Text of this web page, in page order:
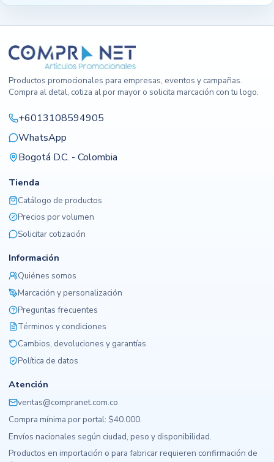
Productos promocionales para empresas, eventos y campañas.
Compra al detal, cotiza al por mayor o solicita marcación con tu logo.
+6013108594905
WhatsApp
Bogotá D.C. - Colombia
Tienda
Catálogo de productos
Precios por volumen
Solicitar cotización
Información
Quiénes somos
Marcación y personalización
Preguntas frecuentes
Términos y condiciones
Cambios, devoluciones y garantías
Política de datos
Atención
ventas@compranet.com.co
Compra mínima por portal: $40.000.
Envíos nacionales según ciudad, peso y disponibilidad.
Productos en importación o para fabricar requieren confirmación de